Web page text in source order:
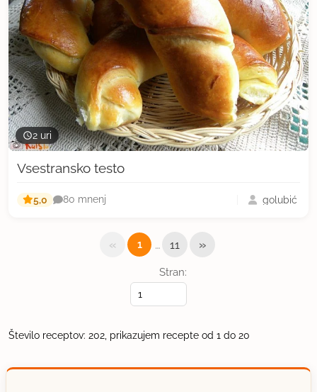
2 uri
Vsestransko testo
5,0 80 mnenj golubić
Stran:
« 1 … 11 »
Število receptov: 202, prikazujem recepte od 1 do 20